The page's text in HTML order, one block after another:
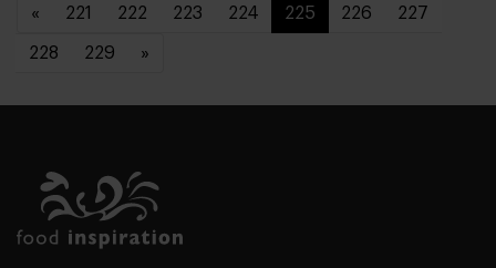
« 221 222 223 224 225 226 227
228 229 »